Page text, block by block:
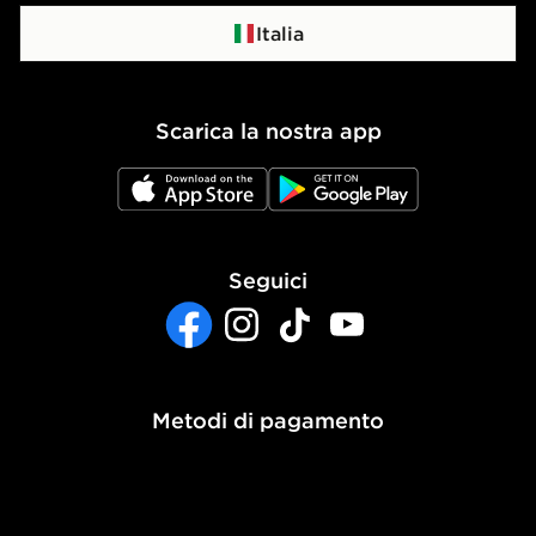
Impostazioni Cookie
Accessibilità
Italia
Scarica la nostra app
JD App Store JD Google Play
Seguici
Metodi di pagamento